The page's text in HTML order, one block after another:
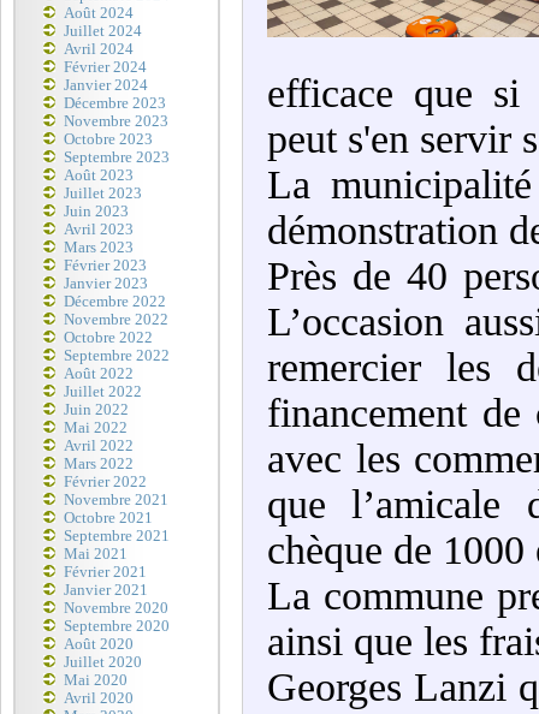
Août 2024
Juillet 2024
Avril 2024
Février 2024
Janvier 2024
Décembre 2023
Novembre 2023
Octobre 2023
Septembre 2023
Août 2023
Juillet 2023
Juin 2023
Avril 2023
Mars 2023
Février 2023
Janvier 2023
Décembre 2022
Novembre 2022
Octobre 2022
Septembre 2022
Août 2022
Juillet 2022
Juin 2022
Mai 2022
Avril 2022
Mars 2022
Février 2022
Novembre 2021
Octobre 2021
Septembre 2021
Mai 2021
Février 2021
Janvier 2021
Novembre 2020
Septembre 2020
Août 2020
Juillet 2020
Mai 2020
Avril 2020
efficace que si
peut s'en servir
La
démonstration
Près de 40
L’occasion
remercier les
financement
avec les
que l’amicale
chèque de
La commune
ainsi que les
Georges Lanzi